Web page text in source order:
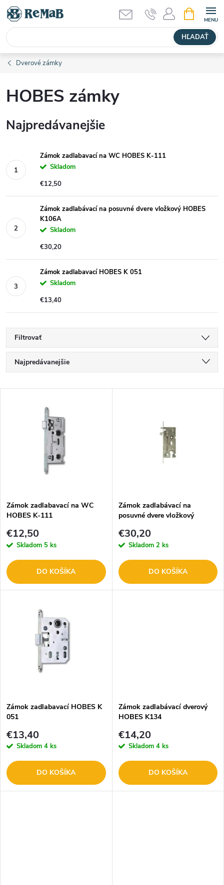
Prejsť
obsah
HĽADAŤ
KOŠÍK
Dverové zámky
HOBES zámky
Najpredávanejšie
Zámok zadlabavací na WC HOBES K-111
Skladom
€12,50
Zámok zadlabávací na posuvné dvere vložkový HOBES
K106A
Skladom
€30,20
Zámok zadlabavací HOBES K 051
Skladom
€13,40
Filtrovať
R
a
e
p
r
o
o
v
Najpredávanejšie
Abecedne
s
p
r
o
o
v
Zámok zadlabavací na WC
HOBES K-111
€12,50
Skladom 5 ks
DO KOŠÍKA
Zámok zadlabávací na
posuvné dvere vložkový
€30,20
Skladom 2 ks
DO KOŠÍKA
Zámok zadlabavací HOBES K
051
€13,40
Skladom 4 ks
DO KOŠÍKA
Zámok zadlabávací dverový
HOBES K134
€14,20
Skladom 4 ks
DO KOŠÍKA